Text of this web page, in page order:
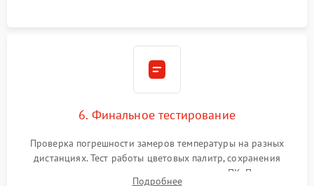
6. Финальное тестирование
Проверка погрешности замеров температуры на разных
дистанциях. Тест работы цветовых палитр, сохранения
термограмм в память и передачи данных на ПК. Проверка
Подробнее